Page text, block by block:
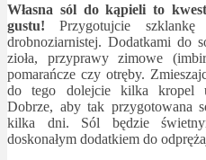
Własna sól do kąpieli to
gustu!Przygotujcie
drobnoziarnistej. Dodatkami do
zioła, przyprawy zimowe
pomarańcze czy otręby.
do tego dolejcie kilka kropel
Dobrze, aby tak przygotowana
kilka dni. Sól będzie
doskonałym dodatkiem do